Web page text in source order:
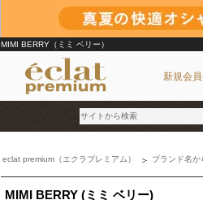
MIMI BERRY（ミミ ベリー）
新規会
ブランド
カテゴリ
eclat premium（エクラプレミアム） ブランド名
MIMI BERRY (ミミ ベリー)